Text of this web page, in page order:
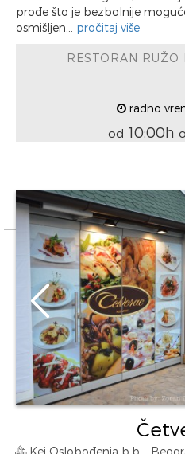
prođe što je bezbolnije
osmišljen... pročitaj više
RESTORAN RUŽO
radno
od 10:00h
Kej Oslobođenja b.b. ,